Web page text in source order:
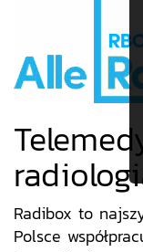
Radibox to
Polsce